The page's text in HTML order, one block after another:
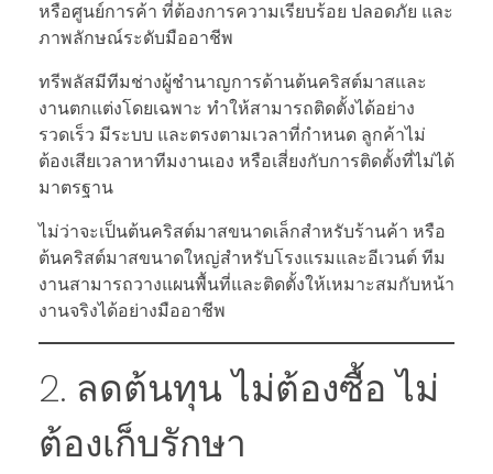
หรือศูนย์การค้า ที่ต้องการความเรียบร้อย ปลอดภัย และ
ภาพลักษณ์ระดับมืออาชีพ
ทรีพลัสมีทีมช่างผู้ชำนาญการด้านต้นคริสต์มาสและ
งานตกแต่งโดยเฉพาะ ทำให้สามารถติดตั้งได้อย่าง
รวดเร็ว มีระบบ และตรงตามเวลาที่กำหนด ลูกค้าไม่
ต้องเสียเวลาหาทีมงานเอง หรือเสี่ยงกับการติดตั้งที่ไม่ได้
มาตรฐาน
ไม่ว่าจะเป็นต้นคริสต์มาสขนาดเล็กสำหรับร้านค้า หรือ
ต้นคริสต์มาสขนาดใหญ่สำหรับโรงแรมและอีเวนต์ ทีม
งานสามารถวางแผนพื้นที่และติดตั้งให้เหมาะสมกับหน้า
งานจริงได้อย่างมืออาชีพ
2. ลดต้นทุน ไม่ต้องซื้อ ไม่
ต้องเก็บรักษา